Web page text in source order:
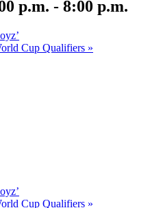
p.m. - 8:00 p.m.
Cup Qualifiers »
Cup Qualifiers »